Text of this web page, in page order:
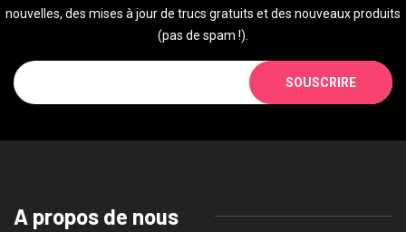
nouvelles, des mises à jour de trucs gratuits et des nouveaux produits
(pas de spam !).
SOUSCRIRE
A propos de nous